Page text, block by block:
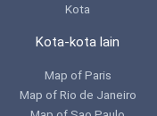
Kota
Kota-kota lain
Map of Paris
Map of Rio de Janeiro